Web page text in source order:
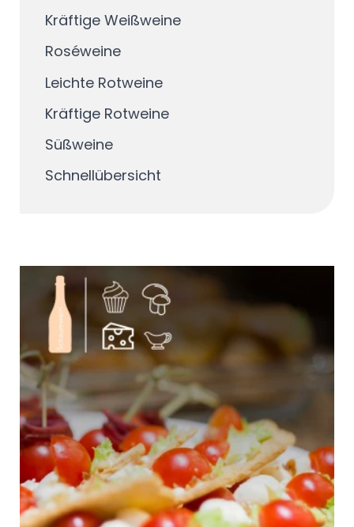
Kräftige Weißweine
Roséweine
Leichte Rotweine
Kräftige Rotweine
Süßweine
Schnellübersicht